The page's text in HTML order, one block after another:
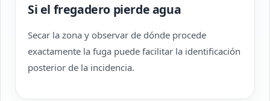
Si el fregadero pierde agua
Secar la zona y observar de dónde procede
exactamente la fuga puede facilitar la identificación
posterior de la incidencia.